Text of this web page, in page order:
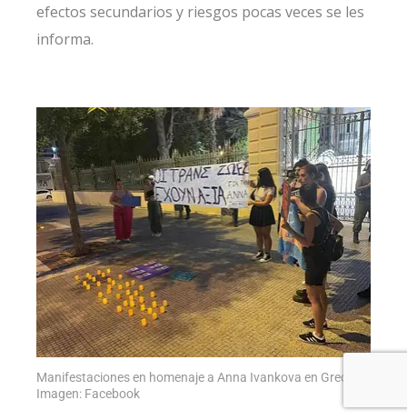
efectos secundarios y riesgos pocas veces se les
informa.
Manifestaciones en homenaje a Anna Ivankova en Grecia.
Imagen: Facebook